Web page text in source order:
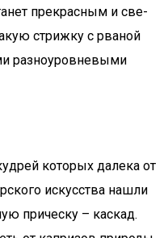
пре­крас­ным и све­
стриж­ку с рва­ной
раз­но­уров­не­вы­ми
которых далека от
искусства нашли
прическу – каскад.